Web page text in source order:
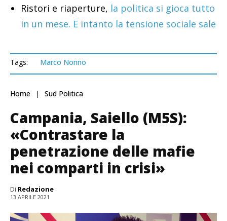
Ristori e riaperture, la politica si gioca tutto
in un mese. E intanto la tensione sociale sale
Tags: Marco Nonno
Home Sud Politica
Campania, Saiello (M5S):
«Contrastare la
penetrazione delle mafie
nei comparti in crisi»
Di Redazione
13 APRILE 2021